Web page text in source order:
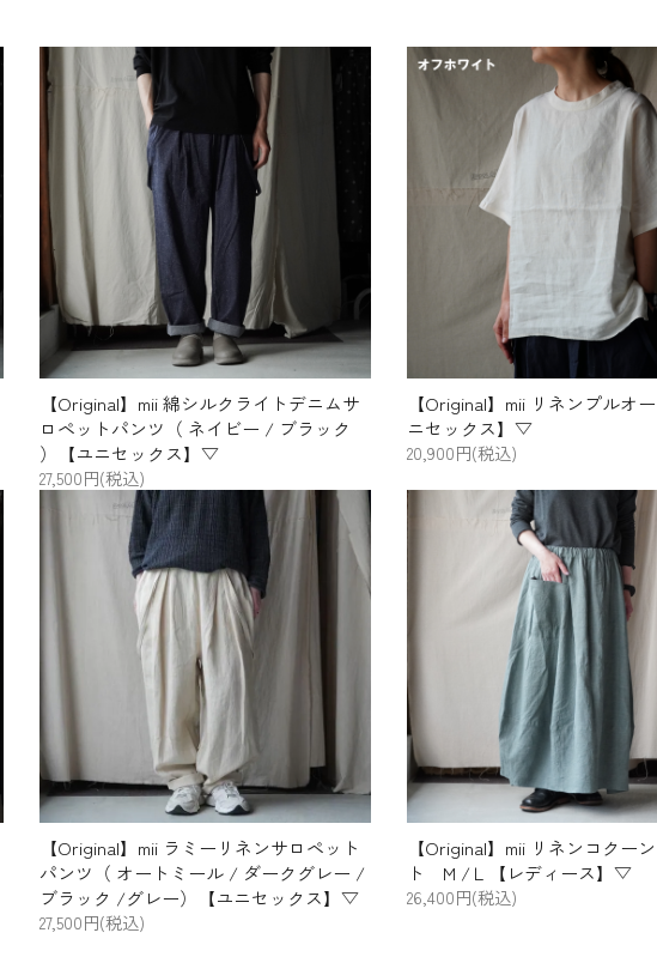
【Original】mii 綿シルクライトデニムサ
ロペットパンツ（ ネイビー / ブラック
）【ユニセックス】▽
27,500円(税込)
【Original】mii リネンプルオ
ニセックス】▽
20,900円(税込)
【Original】mii ラミーリネンサロペット
パンツ（ オートミール / ダークグレー /
ブラック /グレー）【ユニセックス】▽
27,500円(税込)
【Original】mii リネンコクー
ト M /Ｌ【レディース】▽
26,400円(税込)